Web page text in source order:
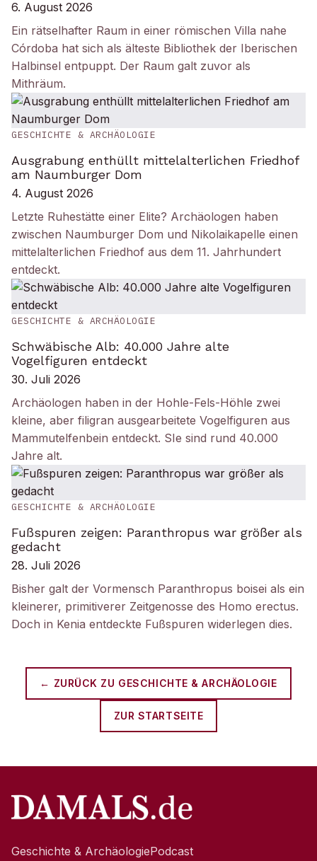
6. August 2026
Ein rätselhafter Raum in einer römischen Villa nahe
Córdoba hat sich als älteste Bibliothek der Iberischen
Halbinsel entpuppt. Der Raum galt zuvor als
Mithräum.
GESCHICHTE & ARCHÄOLOGIE
Ausgrabung enthüllt mittelalterlichen Friedhof
am Naumburger Dom
4. August 2026
Letzte Ruhestätte einer Elite? Archäologen haben
zwischen Naumburger Dom und Nikolaikapelle einen
mittelalterlichen Friedhof aus dem 11. Jahrhundert
entdeckt.
GESCHICHTE & ARCHÄOLOGIE
Schwäbische Alb: 40.000 Jahre alte
Vogelfiguren entdeckt
30. Juli 2026
Archäologen haben in der Hohle-Fels-Höhle zwei
kleine, aber filigran ausgearbeitete Vogelfiguren aus
Mammutelfenbein entdeckt. SIe sind rund 40.000
Jahre alt.
GESCHICHTE & ARCHÄOLOGIE
Fußspuren zeigen: Paranthropus war größer als
gedacht
28. Juli 2026
Bisher galt der Vormensch Paranthropus boisei als ein
kleinerer, primitiverer Zeitgenosse des Homo erectus.
Doch in Kenia entdeckte Fußspuren widerlegen dies.
← ZURÜCK ZU GESCHICHTE & ARCHÄOLOGIE
ZUR STARTSEITE
Geschichte & ArchäologiePodcast